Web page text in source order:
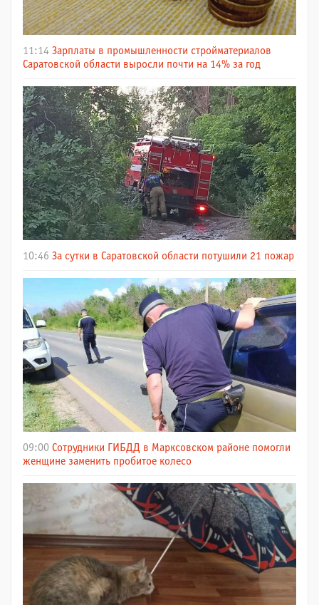
11:14 Зарплаты в промышленности стройматериалов
Саратовской области выросли почти на 14% за год
10:46 За сутки в Саратовской области потушили 21 пожар
09:00 Сотрудники ГИБДД в Марксовском районе помогли
женщине заменить пробитое колесо